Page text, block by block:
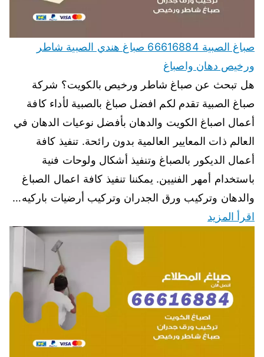
صباغ الصبية 66616884 صباغ هندي الصبية شاطر
ورخيص دهان واصباغ
هل تبحث عن صباغ شاطر ورخيص بالكويت؟ شركة
صباغ الصبية تقدم لكم افضل صباغ بالصبية لأداء كافة
أعمال اصباغ الكويت والدهان بأفضل نوعيات الدهان في
العالم ذات المعايير العالمية بدون رائحة. تنفيذ كافة
أعمال الديكور بالصباغ وتنفيذ أشكال ولوحات فنية
باستخدام أمهر الفنيين. يمكننا تنفيذ كافة اعمال الصباغ
والدهان وتركيب ورق الجدران وتركيب أرضيات باركيه…
اقرأ المزيد